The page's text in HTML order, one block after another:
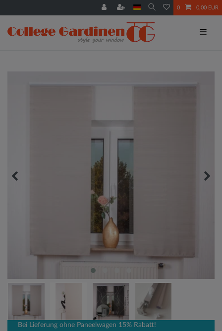
0 0,00 EUR
☰
Bei Lieferung ohne Paneelwagen 15% Rabatt!